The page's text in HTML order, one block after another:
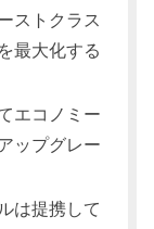
ストクラス
最大化する
エコノミー
ップグレー
は提携して